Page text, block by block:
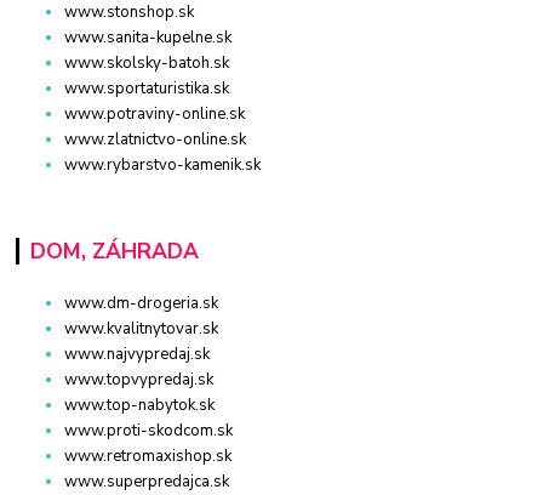
www.stonshop.sk
www.sanita-kupelne.sk
www.skolsky-batoh.sk
www.sportaturistika.sk
www.potraviny-online.sk
www.zlatnictvo-online.sk
www.rybarstvo-kamenik.sk
DOM, ZÁHRADA
www.dm-drogeria.sk
www.kvalitnytovar.sk
www.najvypredaj.sk
www.topvypredaj.sk
www.top-nabytok.sk
www.proti-skodcom.sk
www.retromaxishop.sk
www.superpredajca.sk